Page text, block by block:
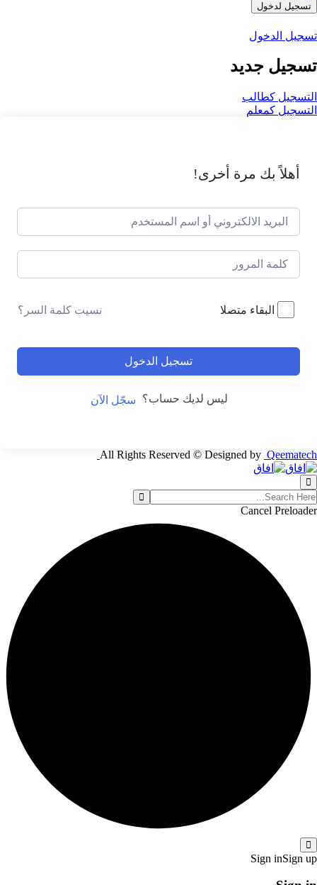
تسجيل لدخول
تسجيل الدخول
تسجيل جديد
التسجيل كطالب
التسجيل كمعلم
أهلاً بك مرة أخرى!
البقاء متصلا نسيت كلمة السر؟
تسجيل الدخول
ليس لديك حساب؟ سجّل الآن
All Rights Reserved © Designed by Qeematech
Cancel Preloader
Sign inSign up